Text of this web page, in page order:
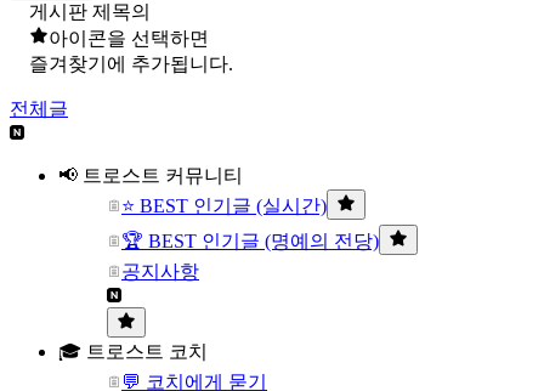
게시판 제목의
아이콘을 선택하면
즐겨찾기에 추가됩니다.
전체글
📢 트로스트 커뮤니티
⭐ BEST 인기글 (실시간)
🏆 BEST 인기글 (명예의 전당)
공지사항
🎓 트로스트 코치
💬 코치에게 묻기